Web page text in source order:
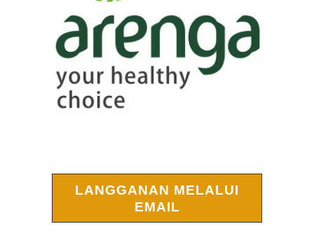
LANGGANAN MELALUI
EMAIL